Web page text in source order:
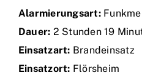
Technik
Alarmierungsart:
Dauer: 2 Stunden 19
Einsatzart: Brandeinsatz
Einsatzort: Flörsheim